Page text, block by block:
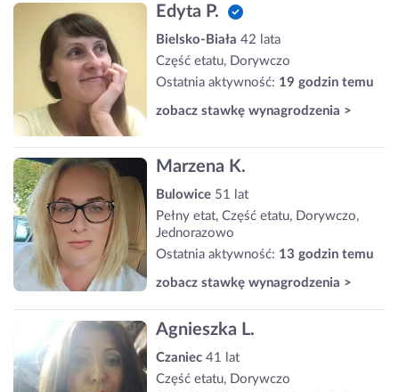
Edyta P.
Bielsko-Biała 42 lata
Część etatu, Dorywczo
Ostatnia aktywność: 19 godzin temu
zobacz stawkę wynagrodzenia >
Marzena K.
Bulowice 51 lat
Pełny etat, Część etatu, Dorywczo,
Jednorazowo
Ostatnia aktywność: 13 godzin temu
zobacz stawkę wynagrodzenia >
Agnieszka L.
Czaniec 41 lat
Część etatu, Dorywczo